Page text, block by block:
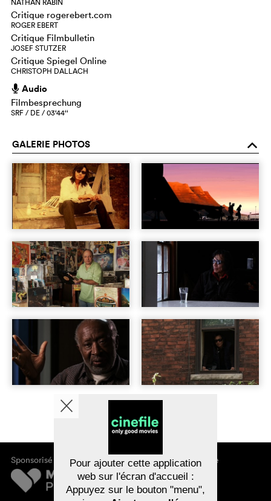
Critique rogerebert.com
ROGER EBERT
Critique Filmbulletin
JOSEF STUTZER
Critique Spiegel Online
CHRISTOPH DALLACH
h Audio
Filmbesprechung
SRF / DE / 03‘44‘‘
GALERIE PHOTOS o
Sponsorisé par
À propos de cinefile
S'inscrire/s'abonner
Newsletter
FAQ
Pour ajouter cette application
web sur l'écran d'accueil :
Appuyez sur le bouton "menu",